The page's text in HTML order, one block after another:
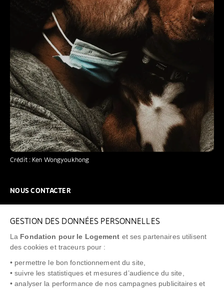
GESTION DES DONNÉES PERSONNELLES
La Fondation pour le Logement et ses partenaires utilisent
des cookies et traceurs pour :
• permettre le bon fonctionnement du site,
• suivre les statistiques et mesures d’audience du site,
• analyser la performance de nos campagnes publicitaires et
Crédit : Ken Wongyoukhong
NOUS CONTACTER
FAQ
NEWSLETTER